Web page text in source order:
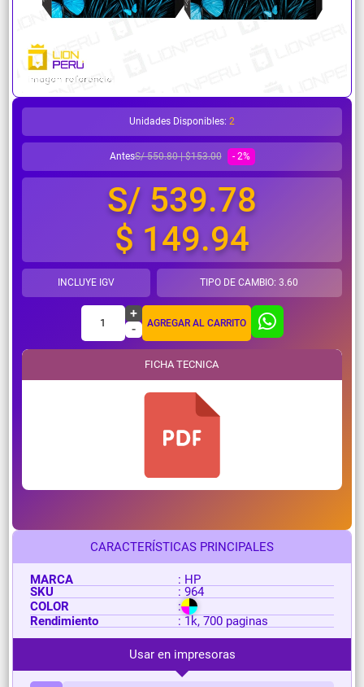
¿Necesitas ayuda?
CARACTERÍSTICAS PRINCIPALES
MARCA
: HP
SKU
: 964
COLOR
:
Rendimiento
: 1k, 700 paginas
Usar en impresoras
Unidades Disponibles: 2
AntesS/ 550.80 | $153.00 - 2%
S/ 539.78
$ 149.94
INCLUYE IGV TIPO DE CAMBIO: 3.60
1
+
-
AGREGAR AL CARRITO
FICHA TECNICA